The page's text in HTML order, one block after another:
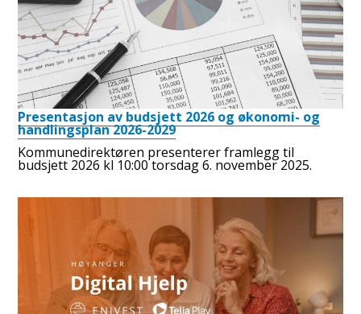
Presentasjon av budsjett 2026 og økonomi- og
handlingsplan 2026-2029
Kommunedirektøren presenterer framlegg til
budsjett 2026 kl 10:00 torsdag 6. november 2025.